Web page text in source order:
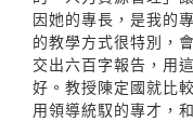
因她的專長，是我的
的教學方式很特別，
交出六百字報告，用
好。教授陳定國就比
用領導統馭的專才，